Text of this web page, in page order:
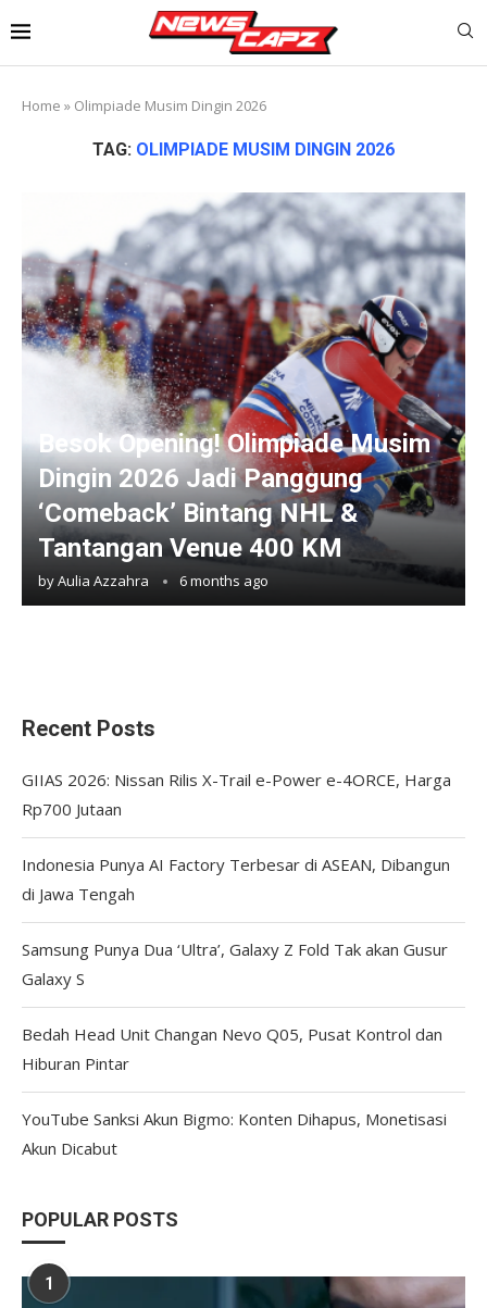
Home » Olimpiade Musim Dingin 2026
TAG: OLIMPIADE MUSIM DINGIN 2026
Besok Opening! Olimpiade Musim
Dingin 2026 Jadi Panggung
‘Comeback’ Bintang NHL &
Tantangan Venue 400 KM
byAulia Azzahra 6 months ago
Recent Posts
GIIAS 2026: Nissan Rilis X-Trail e-Power e-4ORCE, Harga
Rp700 Jutaan
Indonesia Punya AI Factory Terbesar di ASEAN, Dibangun
di Jawa Tengah
Samsung Punya Dua ‘Ultra’, Galaxy Z Fold Tak akan Gusur
Galaxy S
Bedah Head Unit Changan Nevo Q05, Pusat Kontrol dan
Hiburan Pintar
YouTube Sanksi Akun Bigmo: Konten Dihapus, Monetisasi
Akun Dicabut
POPULAR POSTS
1